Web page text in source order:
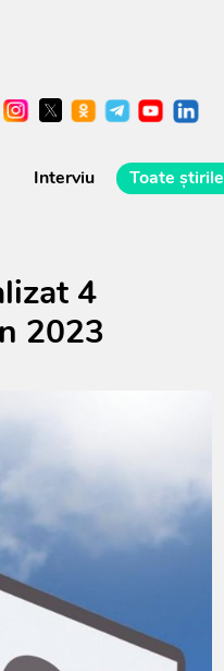
Interviu Toate știrile
4
2023